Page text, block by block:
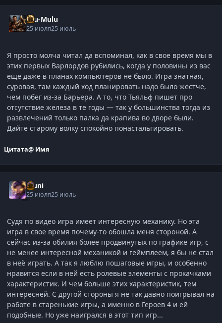
Ulu-Mulu
25 июля25 июль
Я просто молча читал да вспоминал, как в свое время мы в
этих первых Варлордов рубились, когда у половины из вас
еще даже в планах компьютеров не было. Игра знатная,
суровая, там каждый ход планировать надо было жестче,
чем побег из-за Барьера. А то, что Тьяльф пишет про
отсутствие железа в те годы — так у большинства тогда из
развлечений только палка да крапива во дворе были.
Дайте старому волку спокойно понастальгировать.
Цитата@ Имя
Muni
25 июля25 июль
Судя по видео игра имеет интересную механику. Но эта
игра в свое время почему-то обошла меня стороной. А
сейчас из-за обилия более продвинутых по графике игр, с
не менее интересной механикой и геймплеем, я бы не стал
в неё играть. А так я люблю пошаговые игры, и особенно
нравится если в ней есть ролевые элементы с прокачками
характеристик. И чем больше этих характеристик, тем
интересней. С другой стороны я не так давно поигрывал на
работе в старенькие игры, а именно в Героев 4 и ей
подобные. Но уже наигрался в этот тип игр...